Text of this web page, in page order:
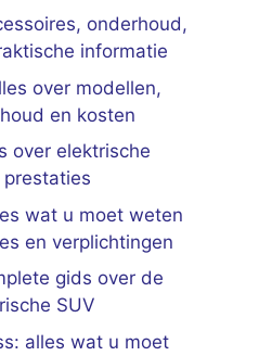
onderhoud,
informatie
over modellen,
en kosten
over elektrische
prestaties
wat u moet weten
en verplichtingen
gids over de
SUV
alles wat u moet